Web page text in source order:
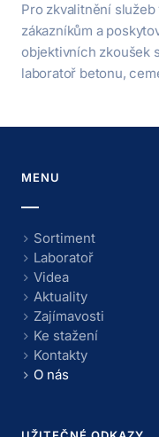
Pro zkvalitnění
zákazníkům a
objektivních zkoušek
laboratoř betonu,
MENU
Sortiment
Laboratoř
Videa
Aktuality
Zajímavosti
Ke stažení
Kontakty
O nás